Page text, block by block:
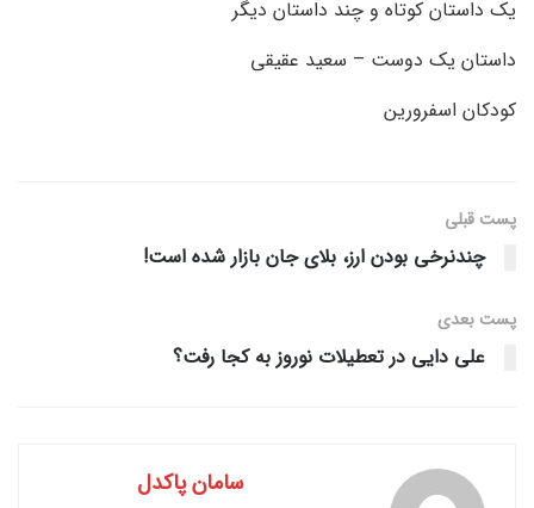
یک داستان کوتاه و چند داستان دیگر
داستان یک دوست – سعید عقیقی
کودکان اسفرورین
پست قبلی
چندنرخی بودن ارز، بلای جان بازار شده است!
پست‌ بعدی
علی دایی در تعطیلات نوروز به کجا رفت؟
سامان پاکدل